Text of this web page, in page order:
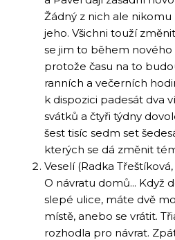
Žádný z nich ale
jeho. Všichni touží
se jim to během
protože času na to
ranních a večerních
k dispozici padesát dva
svátků a čtyři týdny
šest tisíc sedm set
kterých se dá změnit
Veselí (Radka
O návratu domů... Když
slepé ulice, máte dvě
místě, anebo se vrátit.
rozhodla pro návrat.